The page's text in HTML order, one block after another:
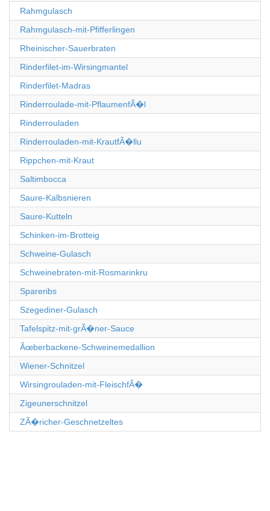
Rahmgulasch
Rahmgulasch-mit-Pfifferlingen
Rheinischer-Sauerbraten
Rinderfilet-im-Wirsingmantel
Rinderfilet-Madras
Rinderroulade-mit-PflaumenfÃ�l
Rinderrouladen
Rinderrouladen-mit-KrautfÃ�llu
Rippchen-mit-Kraut
Saltimbocca
Saure-Kalbsnieren
Saure-Kutteln
Schinken-im-Brotteig
Schweine-Gulasch
Schweinebraten-mit-Rosmarinkru
Spareribs
Szegediner-Gulasch
Tafelspitz-mit-grÃ�ner-Sauce
Ãœberbackene-Schweinemedallion
Wiener-Schnitzel
Wirsingrouladen-mit-FleischfÃ�
Zigeunerschnitzel
ZÃ�richer-Geschnetzeltes